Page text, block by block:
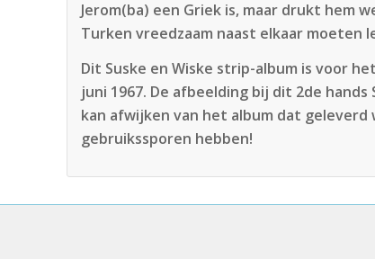
Jerom(ba) een Griek is, maar drukt hem
Turken vreedzaam naast elkaar moeten
Dit Suske en Wiske strip-album is voor
juni 1967. De afbeelding bij dit 2de
kan afwijken van het album dat geleverd
gebruikssporen hebben!